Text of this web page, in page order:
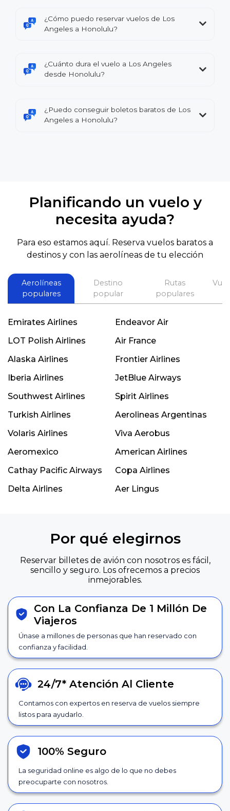
¿Cómo puedo reservar vuelos de Los
Angeles a Honolulu?
¿Cuánto dura el vuelo a Los Angeles
desde Honolulu?
¿Puedo conseguir boletos baratos de Los
Angeles a Honolulu?
Planificando un vuelo y
necesita ayuda?
Para eso estamos aquí. Reserva vuelos baratos a
destinos y con las aerolíneas de tu elección
Aerolíneas
populares
Destino
popular
Rutas
populares
Emirates Airlines
Endeavor Air
LOT Polish Airlines
Air France
Alaska Airlines
Frontier Airlines
Iberia Airlines
JetBlue Airways
Southwest Airlines
Spirit Airlines
Turkish Airlines
Aerolineas Argentinas
Volaris Airlines
Viva Aerobus
Aeromexico
American Airlines
Cathay Pacific Airways
Copa Airlines
Delta Airlines
Aer Lingus
Por qué elegirnos
Reservar billetes de avión con nosotros es fácil,
sencillo y seguro. Los ofrecemos a precios
inmejorables.
Con La Confianza De 1 Millón De
Viajeros
Únase a millones de personas que han reservado con
confianza y facilidad.
24/7* Atención Al Cliente
Contamos con expertos en reserva de vuelos siempre
listos para ayudarlo.
100% Seguro
La seguridad online es algo de lo que no debes
preocuparte con nosotros.